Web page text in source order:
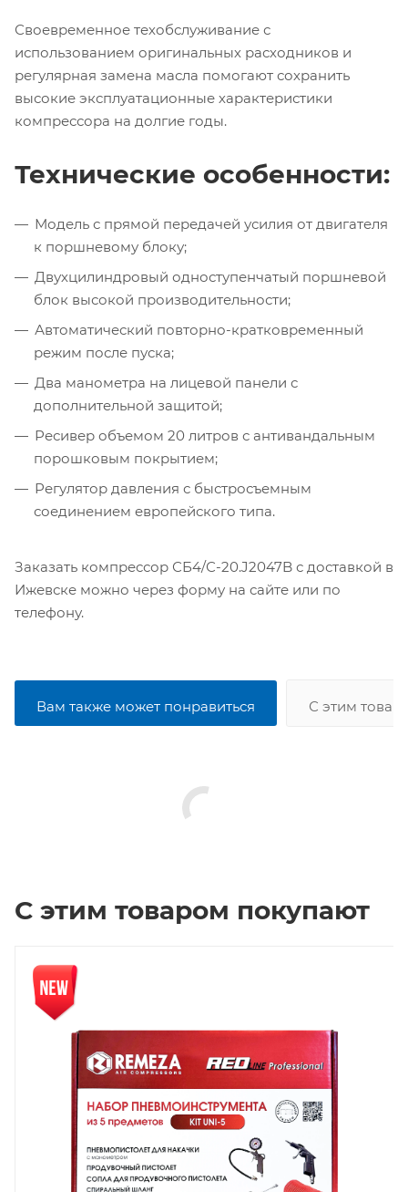
Своевременное техобслуживание с
использованием оригинальных расходников и
регулярная замена масла помогают сохранить
высокие эксплуатационные характеристики
компрессора на долгие годы.
Технические особенности:
Модель с прямой передачей усилия от двигателя
к поршневому блоку;
Двухцилиндровый одноступенчатый поршневой
блок высокой производительности;
Автоматический повторно-кратковременный
режим после пуска;
Два манометра на лицевой панели с
дополнительной защитой;
Ресивер объемом 20 литров с антивандальным
порошковым покрытием;
Регулятор давления с быстросъемным
соединением европейского типа.
Заказать компрессор СБ4/С-20.J2047B с доставкой в
Ижевске можно через форму на сайте или по
телефону.
Вам также может понравиться С этим
С этим товаром покупают
Новинка